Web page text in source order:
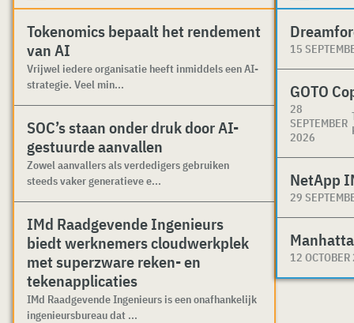
Tokenomics bepaalt het rendement
van AI
Vrijwel iedere organisatie heeft inmiddels een AI-
strategie. Veel min...
SOC’s staan onder druk door AI-
gestuurde aanvallen
Zowel aanvallers als verdedigers gebruiken
steeds vaker generatieve e...
IMd Raadgevende Ingenieurs
biedt werknemers cloudwerkplek
met superzware reken- en
tekenapplicaties
IMd Raadgevende Ingenieurs is een onafhankelijk
ingenieursbureau dat ...
15
GOTO
28
SEPTEMBER
2026
NetApp
29
12